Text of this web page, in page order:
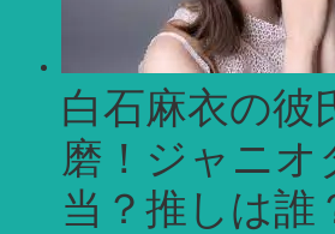
白石麻衣の彼
磨！ジャニオ
当？推しは誰